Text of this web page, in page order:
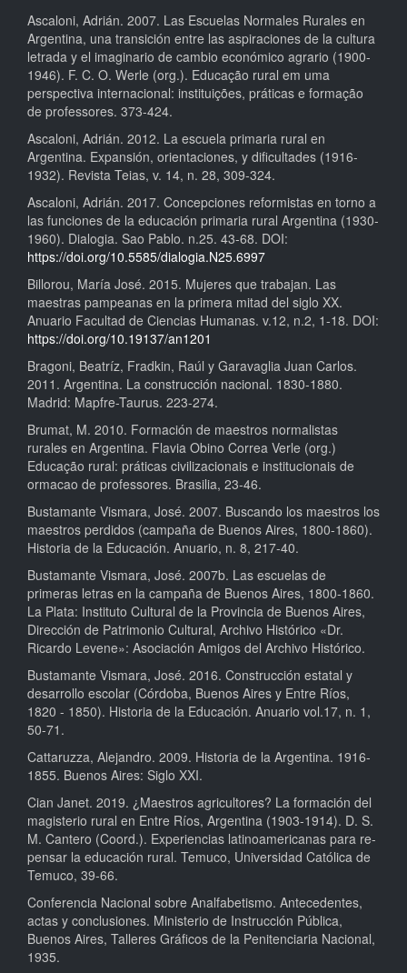
Ascaloni, Adrián. 2007. Las Escuelas Normales Rurales en
Argentina, una transición entre las aspiraciones de la cultura
letrada y el imaginario de cambio económico agrario (1900-
1946). F. C. O. Werle (org.). Educação rural em uma
perspectiva internacional: instituições, práticas e formação
de professores. 373-424.
Ascaloni, Adrián. 2012. La escuela primaria rural en
Argentina. Expansión, orientaciones, y dificultades (1916-
1932). Revista Teias, v. 14, n. 28, 309-324.
Ascaloni, Adrián. 2017. Concepciones reformistas en torno a
las funciones de la educación primaria rural Argentina (1930-
1960). Dialogia. Sao Pablo. n.25. 43-68. DOI:
https://doi.org/10.5585/dialogia.N25.6997
Billorou, María José. 2015. Mujeres que trabajan. Las
maestras pampeanas en la primera mitad del siglo XX.
Anuario Facultad de Ciencias Humanas. v.12, n.2, 1-18. DOI:
https://doi.org/10.19137/an1201
Bragoni, Beatríz, Fradkin, Raúl y Garavaglia Juan Carlos.
2011. Argentina. La construcción nacional. 1830-1880.
Madrid: Mapfre-Taurus. 223-274.
Brumat, M. 2010. Formación de maestros normalistas
rurales en Argentina. Flavia Obino Correa Verle (org.)
Educação rural: práticas civilizacionais e institucionais de
ormacao de professores. Brasilia, 23-46.
Bustamante Vismara, José. 2007. Buscando los maestros los
maestros perdidos (campaña de Buenos Aires, 1800-1860).
Historia de la Educación. Anuario, n. 8, 217-40.
Bustamante Vismara, José. 2007b. Las escuelas de
primeras letras en la campaña de Buenos Aires, 1800-1860.
La Plata: Instituto Cultural de la Provincia de Buenos Aires,
Dirección de Patrimonio Cultural, Archivo Histórico «Dr.
Ricardo Levene»: Asociación Amigos del Archivo Histórico.
Bustamante Vismara, José. 2016. Construcción estatal y
desarrollo escolar (Córdoba, Buenos Aires y Entre Ríos,
1820 - 1850). Historia de la Educación. Anuario vol.17, n. 1,
50-71.
Cattaruzza, Alejandro. 2009. Historia de la Argentina. 1916-
1855. Buenos Aires: Siglo XXI.
Cian Janet. 2019. ¿Maestros agricultores? La formación del
magisterio rural en Entre Ríos, Argentina (1903-1914). D. S.
M. Cantero (Coord.). Experiencias latinoamericanas para re-
pensar la educación rural. Temuco, Universidad Católica de
Temuco, 39-66.
Conferencia Nacional sobre Analfabetismo. Antecedentes,
actas y conclusiones. Ministerio de Instrucción Pública,
Buenos Aires, Talleres Gráficos de la Penitenciaria Nacional,
1935.